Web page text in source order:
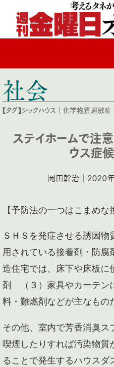
社会
【タグ】シックハウス ｜ 化学物質過敏症
ステイホームで注
ウス症
岡田幹治｜2020
【予防法の一つはこまめな
ＳＨＳを発症させる誘因
用されている接着剤・防
造住宅では、床下や床板に
剤 （３）家具やカーテン
料・難燃剤などが主なもの
その他、室内で芳香消臭ス
喫煙したりすれば汚染物質
ることで発生するハウス